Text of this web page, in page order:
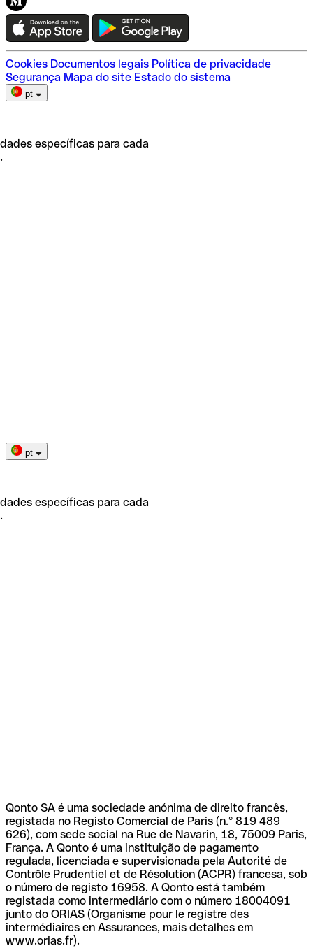
Teste a Qonto
Escolha do plano
Cookies Documentos legais Política de privacidade
Segurança Mapa do site Estado do sistema
pt
específicas para cada
pt
específicas para cada
Qonto SA é uma sociedade anónima de direito francês,
registada no Registo Comercial de Paris (n.º 819 489
626), com sede social na Rue de Navarin, 18, 75009 Paris,
França. A Qonto é uma instituição de pagamento
regulada, licenciada e supervisionada pela Autorité de
Contrôle Prudentiel et de Résolution (ACPR) francesa, sob
o número de registo 16958. A Qonto está também
registada como intermediário com o número 18004091
junto do ORIAS (Organisme pour le registre des
intermédiaires en Assurances, mais detalhes em
www.orias.fr).